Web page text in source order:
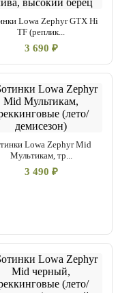
Lowa Zephyr GTX Hi
TF (реплик...
3 690 ₽
Lowa Zephyr Mid
Мультикам, тр...
3 490 ₽